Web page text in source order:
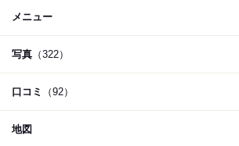
メニュー
写真 （322）
口コミ （92）
地図